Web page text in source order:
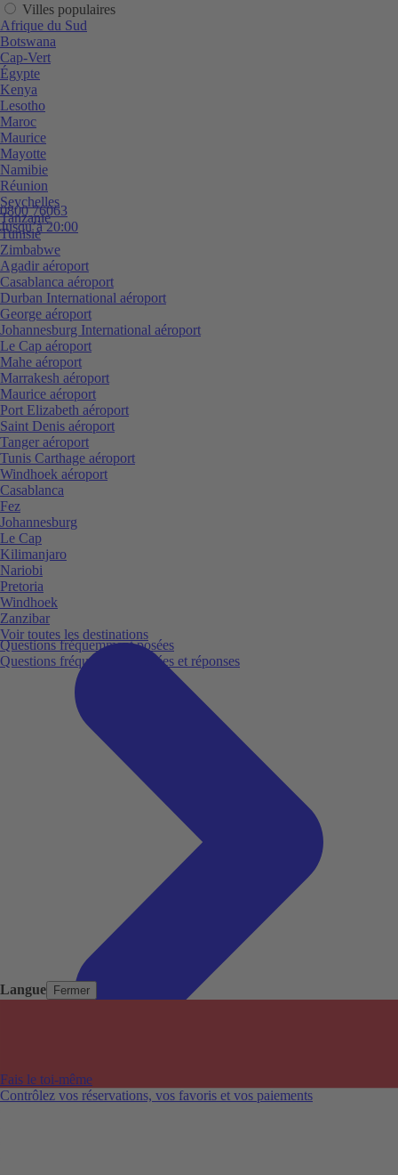
Langue Fermer
0800 76063
Jusqu’à 20:00
Questions fréquemment posées
Questions fréquemment posées et réponses
Fais le toi-même
Contrôlez vos réservations, vos favoris et vos paiements
Villes populaires
Afrique du Sud
Botswana
Cap-Vert
Égypte
Kenya
Lesotho
Maroc
Maurice
Mayotte
Namibie
Réunion
Seychelles
Tanzanie
Tunisie
Zimbabwe
Agadir aéroport
Casablanca aéroport
Durban International aéroport
George aéroport
Johannesburg International aéroport
Le Cap aéroport
Mahe aéroport
Marrakesh aéroport
Maurice aéroport
Port Elizabeth aéroport
Saint Denis aéroport
Tanger aéroport
Tunis Carthage aéroport
Windhoek aéroport
Casablanca
Fez
Johannesburg
Le Cap
Kilimanjaro
Nariobi
Pretoria
Windhoek
Zanzibar
Voir toutes les destinations
Aéroports populaires
Villes populaires
Australie